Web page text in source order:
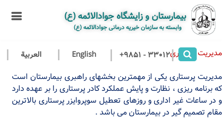
بیمارستان و زایشگاه جوادالائمه (ع)
وابسته به سازمان خیریه درمانی جوادالائمه (ع)
+9851 - 33012مدیریت پرستاری
مدیریت پرستاری یکی از مهمترین بخشهای راهبری بیمارستان است
که برنامه ریزی ، نظارت و پایش عملکرد کادر پرستاری را بر عهده دارد
و در ساعات غیر اداری و روزهای تعطیل سوپروایزرپرستاری بالاترین
مقام تصمیم گیر در بیمارستان می باشد .